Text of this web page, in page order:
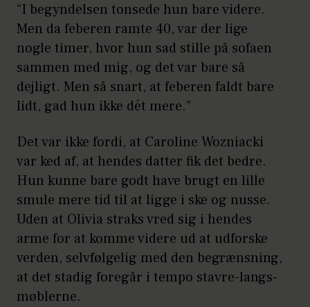
“I begyndelsen tonsede hun bare videre.
Men da feberen ramte 40, var der lige
nogle timer, hvor hun sad stille på sofaen
sammen med mig, og det var bare så
dejligt. Men så snart, at feberen faldt bare
lidt, gad hun ikke dét mere.”
Det var ikke fordi, at Caroline Wozniacki
var ked af, at hendes datter fik det bedre.
Hun kunne bare godt have brugt en lille
smule mere tid til at ligge i ske og nusse.
Uden at Olivia straks vred sig i hendes
arme for at komme videre ud at udforske
verden, selvfølgelig med den begrænsning,
at det stadig foregår i tempo stavre-langs-
møblerne.